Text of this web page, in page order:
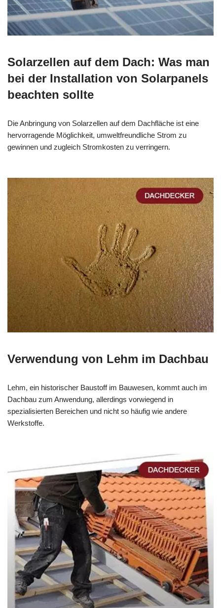
Solarzellen auf dem Dach: Was man
bei der Installation von Solarpanels
beachten sollte
Die Anbringung von Solarzellen auf dem Dachfläche ist eine
hervorragende Möglichkeit, umweltfreundliche Strom zu
gewinnen und zugleich Stromkosten zu verringern.
Verwendung von Lehm im Dachbau
Lehm, ein historischer Baustoff im Bauwesen, kommt auch im
Dachbau zum Anwendung, allerdings vorwiegend in
spezialisierten Bereichen und nicht so häufig wie andere
Werkstoffe.